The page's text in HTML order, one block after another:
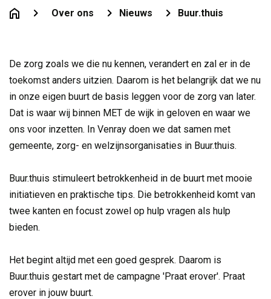
Over ons Nieuws Buur.thuis
De zorg zoals we die nu kennen, verandert en zal er in de
toekomst anders uitzien. Daarom is het belangrijk dat we nu
in onze eigen buurt de basis leggen voor de zorg van later.
Dat is waar wij binnen MET de wijk in geloven en waar we
ons voor inzetten. In Venray doen we dat samen met
gemeente, zorg- en welzijnsorganisaties in Buur.thuis.
Buur.thuis stimuleert betrokkenheid in de buurt met mooie
initiatieven en praktische tips. Die betrokkenheid komt van
twee kanten en focust zowel op hulp vragen als hulp
bieden.
Het begint altijd met een goed gesprek. Daarom is
Buur.thuis gestart met de campagne 'Praat erover'. Praat
erover in jouw buurt.